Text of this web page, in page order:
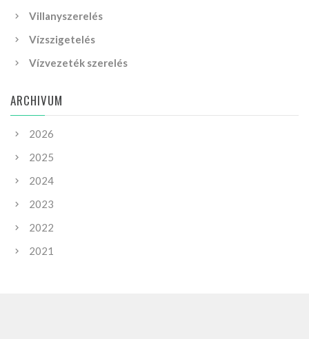
Villanyszerelés
Vízszigetelés
Vízvezeték szerelés
ARCHIVUM
2026
2025
2024
2023
2022
2021